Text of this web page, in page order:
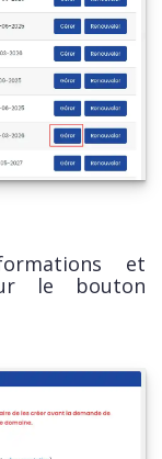
et
le bouton